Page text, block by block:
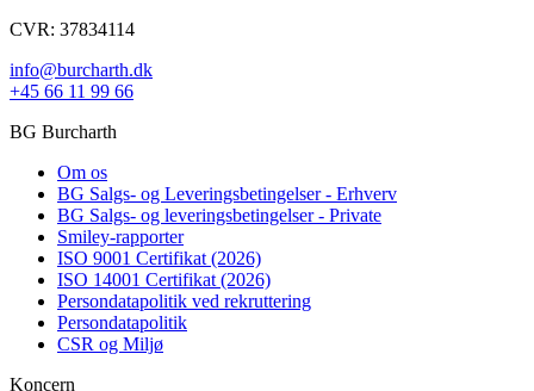
CVR: 37834114
info@burcharth.dk
+45 66 11 99 66
BG Burcharth
Om os
BG Salgs- og Leveringsbetingelser - Erhverv
BG Salgs- og leveringsbetingelser - Private
Smiley-rapporter
ISO 9001 Certifikat (2026)
ISO 14001 Certifikat (2026)
Persondatapolitik ved rekruttering
Persondatapolitik
CSR og Miljø
Koncern